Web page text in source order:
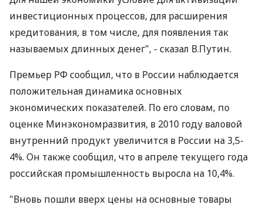
инвестиционных процессов, для расширения
кредитования, в том числе, для появления так
называемых длинных денег", - сказал В.Путин.
Премьер РФ сообщил, что в России наблюдается
положительная динамика основных
экономических показателей. По его словам, по
оценке Минэкономразвития, в 2010 году валовой
внутренний продукт увеличится в России на 3,5-
4%. Он также сообщил, что в апреле текущего года
российская промышленность выросла на 10,4%.
"Вновь пошли вверх цены на основные товары